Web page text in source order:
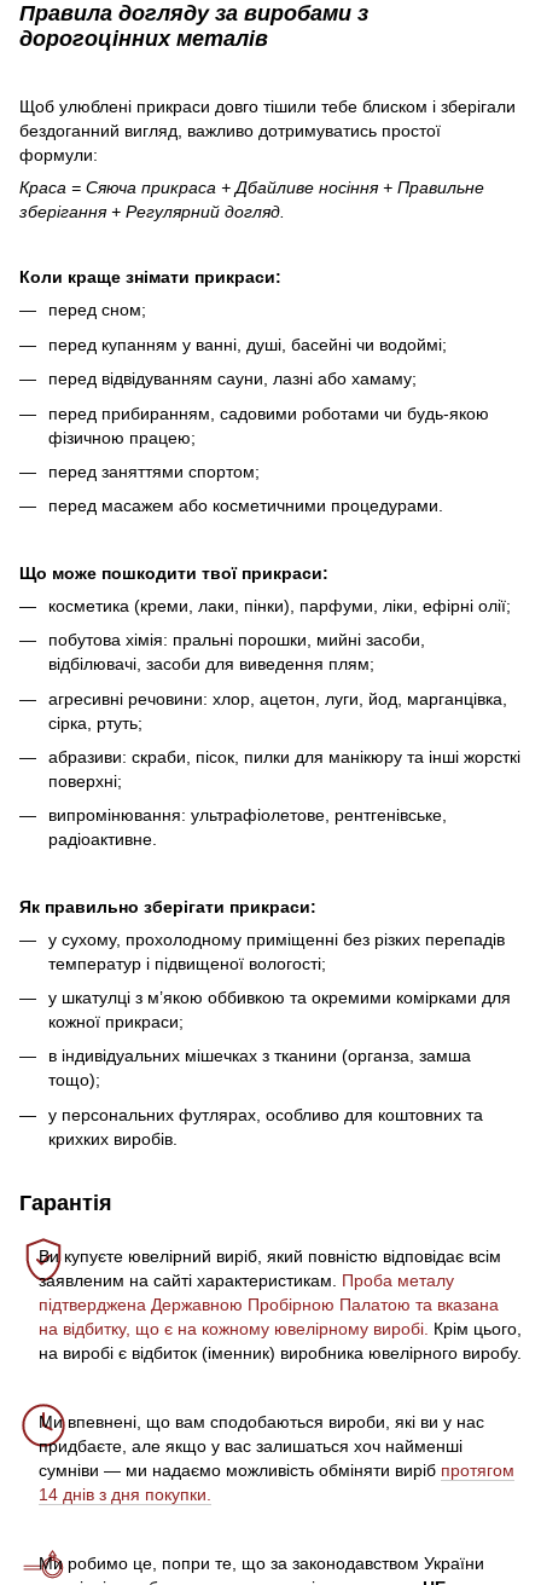
Правила догляду за виробами з
дорогоцінних металів
Щоб улюблені прикраси довго тішили тебе блиском і зберігали
бездоганний вигляд, важливо дотримуватись простої
формули:
Краса = Сяюча прикраса + Дбайливе носіння + Правильне
зберігання + Регулярний догляд.
Коли краще знімати прикраси:
перед сном;
перед купанням у ванні, душі, басейні чи водоймі;
перед відвідуванням сауни, лазні або хамаму;
перед прибиранням, садовими роботами чи будь-якою
фізичною працею;
перед заняттями спортом;
перед масажем або косметичними процедурами.
Що може пошкодити твої прикраси:
косметика (креми, лаки, пінки), парфуми, ліки, ефірні олії;
побутова хімія: пральні порошки, мийні засоби,
відбілювачі, засоби для виведення плям;
агресивні речовини: хлор, ацетон, луги, йод, марганцівка,
сірка, ртуть;
абразиви: скраби, пісок, пилки для манікюру та інші жорсткі
поверхні;
випромінювання: ультрафіолетове, рентгенівське,
радіоактивне.
Як правильно зберігати прикраси:
у сухому, прохолодному приміщенні без різких перепадів
температур і підвищеної вологості;
у шкатулці з м’якою оббивкою та окремими комірками для
кожної прикраси;
в індивідуальних мішечках з тканини (органза, замша
тощо);
у персональних футлярах, особливо для коштовних та
крихких виробів.
Гарантія
Ви купуєте ювелірний виріб, який повністю відповідає всім
заявленим на сайті характеристикам. Проба металу
підтверджена Державною Пробірною Палатою та вказана
на відбитку, що є на кожному ювелірному виробі. Крім цього,
на виробі є відбиток (іменник) виробника ювелірного виробу.
Ми впевнені, що вам сподобаються вироби, які ви у нас
придбаєте, але якщо у вас залишаться хоч найменші
сумніви — ми надаємо можливість обміняти виріб протягом
14 днів з дня покупки.
Ми робимо це, попри те, що за законодавством України